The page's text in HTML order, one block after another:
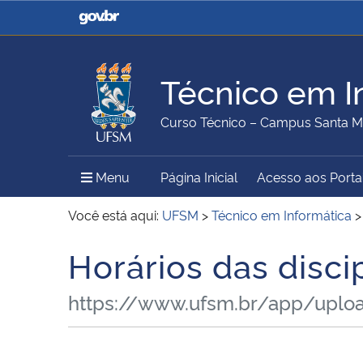
Casa Civil
Ministério da Justiça e
Ministério da Agricultura,
Pecuária e Abastecimento
Ministério da Educação
Ministério do Meio Ambiente Ministério do Turismo
Secretaria de Governo
Gabinete de Segurança
Institucional
Técnico em
Curso Técnico – Campus Santa
Menu Menu Principal do Sítio
Página Inicial Acesso aos
Você está aqui: UFSM >Técnico em Informática >
Início do conteúdo
Horários das
https://www.ufsm.br/app/